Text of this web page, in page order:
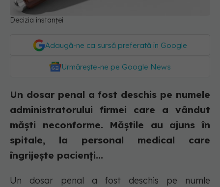
Decizia instanței
Adaugă-ne ca sursă preferată în Google
Urmărește-ne pe Google News
Un dosar penal a fost deschis pe numele
administratorului firmei care a vândut
măști neconforme. Măștile au ajuns în
spitale, la personal medical care
îngrijește pacienți...
Un dosar penal a fost deschis pe numle